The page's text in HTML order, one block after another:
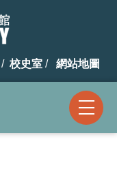
/ 校史室 / 網站地圖